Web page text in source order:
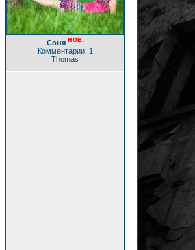
Соня нов.
Комментарии: 1
Thomas